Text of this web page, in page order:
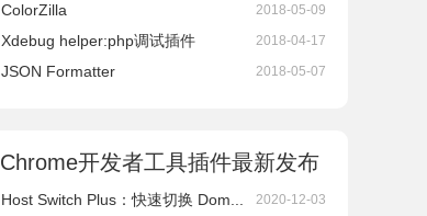
ColorZilla 2018-05-09
Xdebug helper:php调试插件 2018-04-17
JSON Formatter 2018-05-07
Chrome开发者工具插件最新发布
Host Switch Plus：快速切换 Dom... 2020-12-03